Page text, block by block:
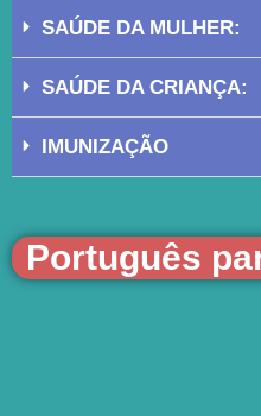
SAÚDE DA MULHER:
SAÚDE DA CRIANÇA:
IMUNIZAÇÃO
Português